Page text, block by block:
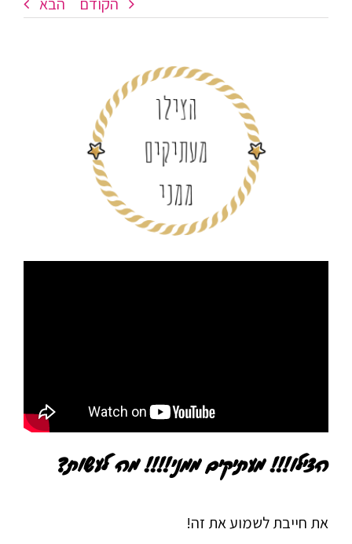
הצילו!!!מעתיקים ממני!!!!מה לעשות?
את חייבת לשמוע את זה!